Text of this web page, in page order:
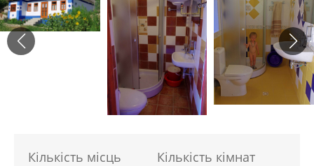
Кількість місць
Кількість кімнат